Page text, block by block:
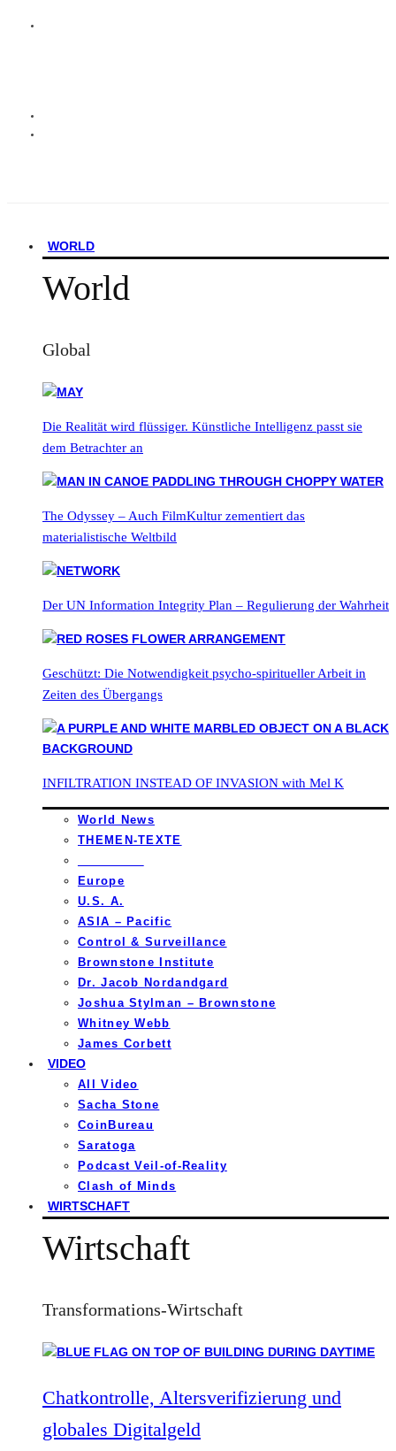
WORLD
World
Global
Die Realität wird flüssiger. Künstliche Intelligenz passt sie
dem Betrachter an
The Odyssey – Auch FilmKultur zementiert das
materialistische Weltbild
Der UN Information Integrity Plan – Regulierung der Wahrheit
Geschützt: Die Notwendigkeit psycho-spiritueller Arbeit in
Zeiten des Übergangs
INFILTRATION INSTEAD OF INVASION with Mel K
World News
THEMEN-TEXTE
Europe
U.S. A.
ASIA – Pacific
Control & Surveillance
Brownstone Institute
Dr. Jacob Nordandgard
Joshua Stylman – Brownstone
Whitney Webb
James Corbett
VIDEO
All Video
Sacha Stone
CoinBureau
Saratoga
Podcast Veil-of-Reality
Clash of Minds
WIRTSCHAFT
Wirtschaft
Transformations-Wirtschaft
Chatkontrolle, Altersverifizierung und
globales Digitalgeld